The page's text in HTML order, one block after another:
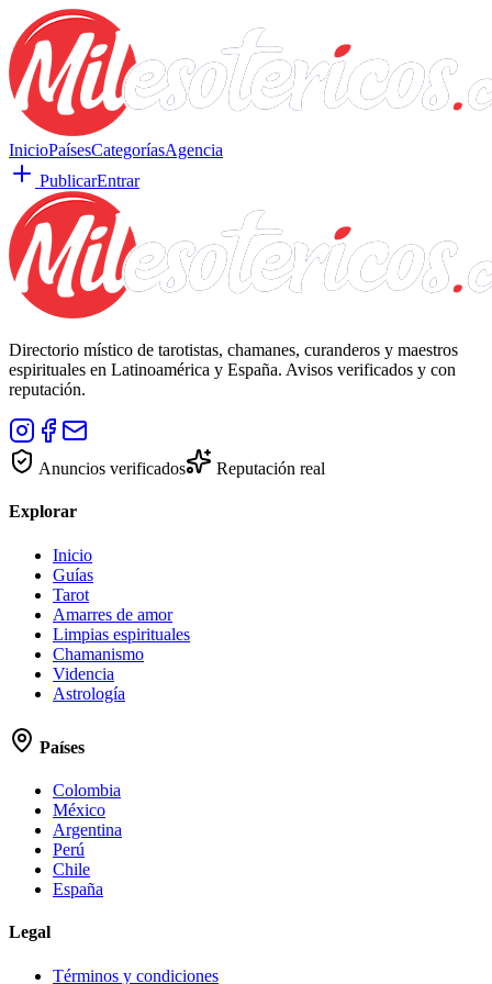
InicioPaísesCategoríasAgencia
PublicarEntrar
Directorio místico de tarotistas, chamanes, curanderos y maestros
espirituales en Latinoamérica y España. Avisos verificados y con
reputación.
Anuncios verificados Reputación real
Explorar
Inicio
Guías
Tarot
Amarres de amor
Limpias espirituales
Chamanismo
Videncia
Astrología
Países
Colombia
México
Argentina
Perú
Chile
España
Legal
Términos y condiciones